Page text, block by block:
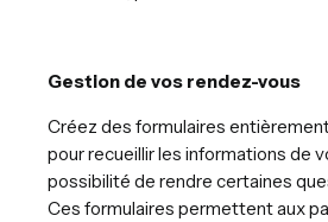
Gestion de vos rendez-vous
Créez des formulaires
pour recueillir les informations de
possibilité de rendre certaines
Ces formulaires permettent aux